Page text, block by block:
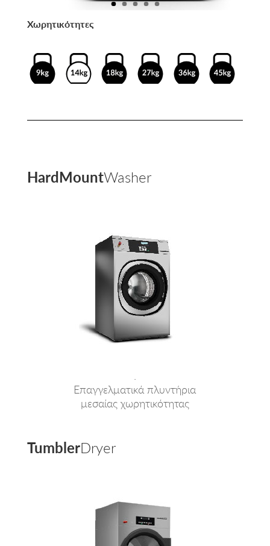
Χωρητικότητες
HardMountWasher
Επαγγελματικά πλυντήρια
μεσαίας χωρητικότητας
TumblerDryer